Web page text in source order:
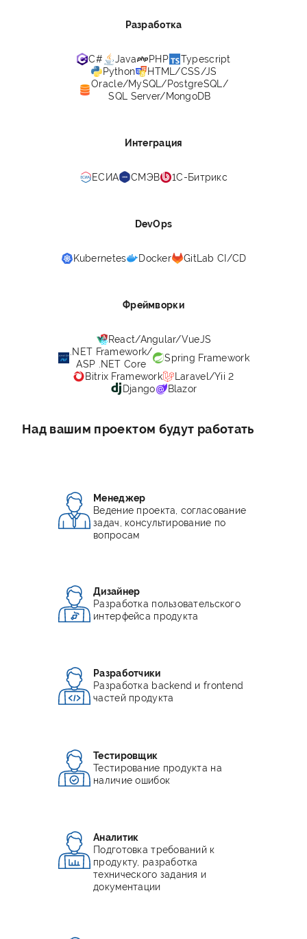
Разработка
C# Java PHP
Typescript
Python
HTML/CSS/JS
Oracle/MySQL/PostgreSQL/
SQL Server/MongoDB
Интеграция
ЕСИА СМЭВ 1С-Битрикс
DevOps
Kubernetes Docker GitLab CI/CD
Фреймворки
React/Angular/VueJS
.NET Framework/
ASP .NET Core
Spring Framework
Bitrix Framework
Laravel/Yii 2
Django
Blazor
Над вашим проектом будут работать
Менеджер
Ведение проекта, согласование
задач, консультирование по
вопросам
Дизайнер
Разработка пользовательского
интерфейса продукта
Разработчики
Разработка backend и frontend
частей продукта
Тестировщик
Тестирование продукта на
наличие ошибок
Аналитик
Подготовка требований к
продукту, разработка
технического задания и
документации